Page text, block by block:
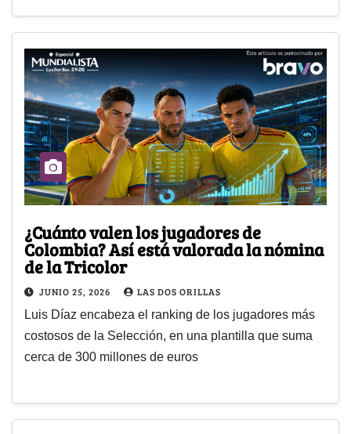
¿Cuánto valen los jugadores de
Colombia? Así está valorada la nómina
de la Tricolor
JUNIO 25, 2026 LAS DOS ORILLAS
Luis Díaz encabeza el ranking de los jugadores más
costosos de la Selección, en una plantilla que suma
cerca de 300 millones de euros